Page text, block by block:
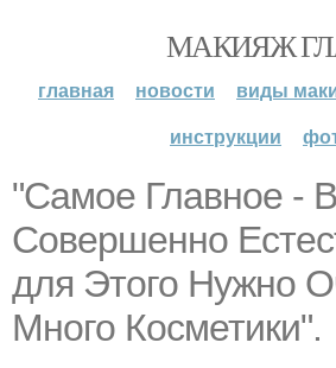
МАКИЯЖ
главная новости виды
инструкции
"Самое Главное -
Совершенно
для Этого Нужно
Много Косметики".